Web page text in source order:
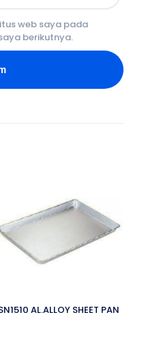
web saya pada
berikutnya.
AL.ALLOY SHEET PAN